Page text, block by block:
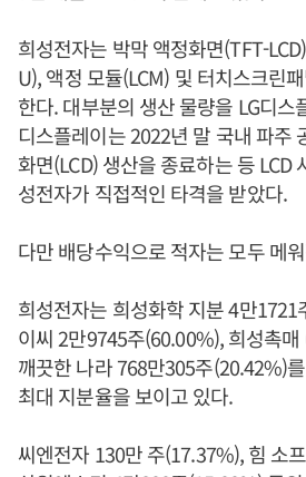
희성전자는 박막 액정화면(TFT-
U), 액정 모듈(LCM) 및 터치스크린
한다. 대부분의 생산 물량을 LG디스
디스플레이는 2022년 말 국내 파주
화면(LCD) 생산을 종료하는 등 LCD
성전자가 직접적인 타격을 받았다.
다만 배당수익으로 적자는 모두 메
희성전자는 희성화학 지분 4만
이씨 2만9745주(60.00%), 희성촉
깨끗한 나라 768만305주(20.42%)
최대 지분율을 보이고 있다.
씨엔전자 130만 주(17.37%), 힘 소